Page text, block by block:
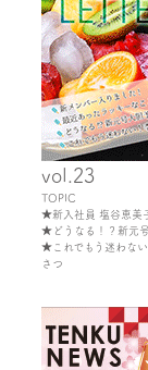
vol.23
TOPIC
★新入社員 塩谷恵美
★どうなる！？新元
★これでもう迷わな
さつ